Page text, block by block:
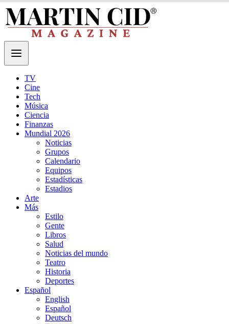
TV
Cine
Tech
Música
Ciencia
Finanzas
Mundial 2026
Noticias
Grupos
Calendario
Equipos
Estadísticas
Estadios
Arte
Más
Estilo
Gente
Libros
Salud
Noticias del mundo
Teatro
Historia
Deportes
Español
English
Español
Deutsch